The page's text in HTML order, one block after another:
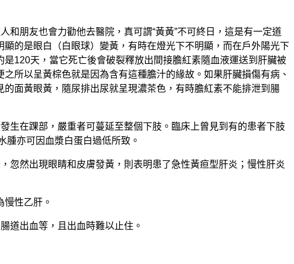
朋友也會力勸他去醫院，真可謂“黃黃”不可終日，這是有一定道
的是眼白（白眼球）變黃，有時在燈光下不明顯，而在戶外陽光下
120天，當它死亡後會破裂釋放出間接膽紅素隨血液運送到肝臟被
所以呈黃棕色就是因為含有這種膽汁的緣故。如果肝臟損傷有病、
面黃眼黃，隨尿排出尿就呈現濃茶色，有時膽紅素不能排泄到腸
生在踝部，嚴重者可蔓延至整個下肢。臨床上曾見到有的患者下肢
腫亦可因血漿白蛋白過低所致。
忽然出現眼睛和皮膚發黃，則表明患了急性黃疸型肝炎；慢性肝炎
性乙肝。
道出血等，且出血時難以止住。